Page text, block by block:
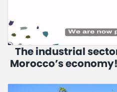
The industrial
Morocco’s